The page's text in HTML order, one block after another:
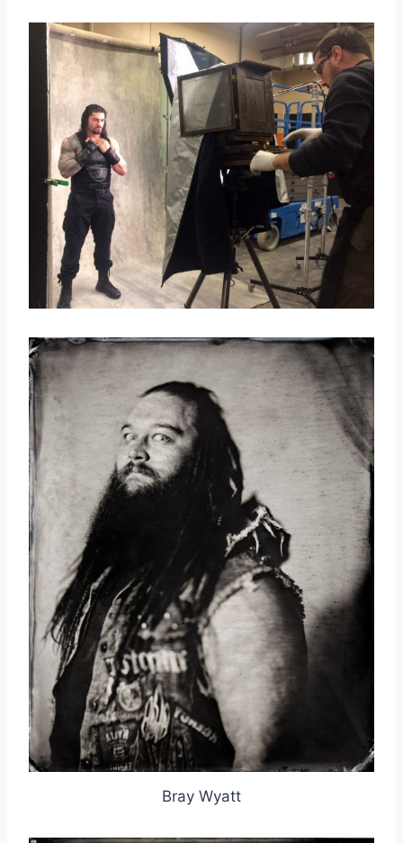
Bray Wyatt